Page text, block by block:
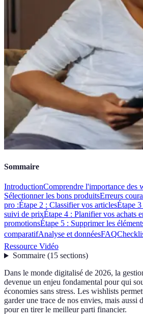
Sommaire
IntroductionComprendre l'importance des
Sélectionner les bons produitsErreurs
pro :Étape 2 : Classifier vos articlesÉtape
suivi de prixÉtape 4 : Planifier vos achats
promotionsÉtape 5 : Supprimer les
comparatifAnalyse et donnéesFAQ
Ressource Vidéo
Sommaire(15 sections)
Dans le monde digitalisé de 2026, la
devenue un enjeu fondamental pour qui
économies sans stress. Les wishlists
garder une trace de nos envies, mais aussi
pour en tirer le meilleur parti financier.